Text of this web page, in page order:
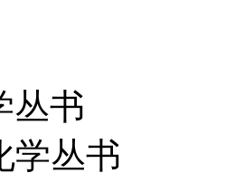
丛书
学丛书